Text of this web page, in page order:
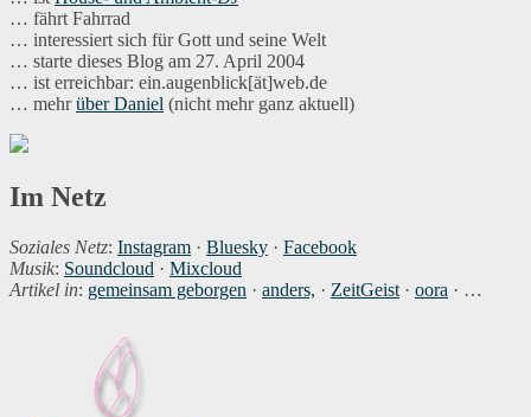
… fährt Fahrrad
… interessiert sich für Gott und seine Welt
… starte dieses Blog am 27. April 2004
… ist erreichbar: ein.augenblick[ät]web.de
… mehrüber Daniel (nicht mehr ganz aktuell)
Im Netz
Soziales Netz: Instagram · Bluesky · Facebook
Musik: Soundcloud · Mixcloud
Artikel in: gemeinsam geborgen · anders, · ZeitGeist · oora · …